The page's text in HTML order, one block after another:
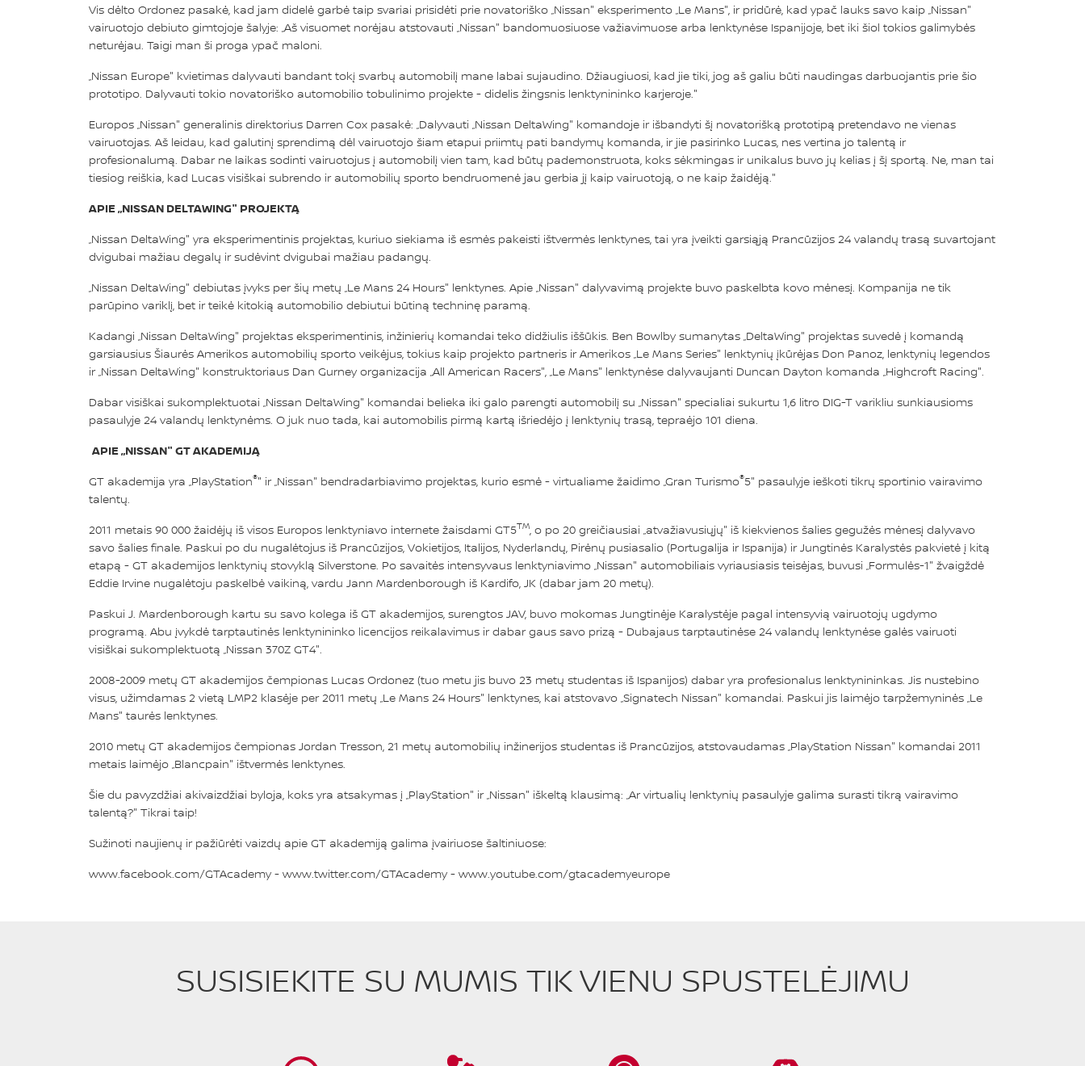
Vis dėlto Ordonez pasakė, kad jam didelė garbė taip svariai prisidėti prie novatoriško „Nissan" eksperimento „Le Mans", ir pridūrė, kad ypač lauks savo kaip „Nissan"
vairuotojo debiuto gimtojoje šalyje: „Aš visuomet norėjau atstovauti „Nissan" bandomuosiuose važiavimuose arba lenktynėse Ispanijoje, bet iki šiol tokios galimybės
neturėjau. Taigi man ši proga ypač maloni.
„Nissan Europe" kvietimas dalyvauti bandant tokį svarbų automobilį mane labai sujaudino. Džiaugiuosi, kad jie tiki, jog aš galiu būti naudingas darbuojantis prie šio
prototipo. Dalyvauti tokio novatoriško automobilio tobulinimo projekte - didelis žingsnis lenktynininko karjeroje."
Europos „Nissan" generalinis direktorius Darren Cox pasakė: „Dalyvauti „Nissan DeltaWing" komandoje ir išbandyti šį novatorišką prototipą pretendavo ne vienas
vairuotojas. Aš leidau, kad galutinį sprendimą dėl vairuotojo šiam etapui priimtų pati bandymų komanda, ir jie pasirinko Lucas, nes vertina jo talentą ir
profesionalumą. Dabar ne laikas sodinti vairuotojus į automobilį vien tam, kad būtų pademonstruota, koks sėkmingas ir unikalus buvo jų kelias į šį sportą. Ne, man tai
tiesiog reiškia, kad Lucas visiškai subrendo ir automobilių sporto bendruomenė jau gerbia jį kaip vairuotoją, o ne kaip žaidėją."
APIE „NISSAN DELTAWING" PROJEKTĄ
„Nissan DeltaWing" yra eksperimentinis projektas, kuriuo siekiama iš esmės pakeisti ištvermės lenktynes, tai yra įveikti garsiąją Prancūzijos 24 valandų trasą suvartojant
dvigubai mažiau degalų ir sudėvint dvigubai mažiau padangų.
„Nissan DeltaWing" debiutas įvyks per šių metų „Le Mans 24 Hours" lenktynes. Apie „Nissan" dalyvavimą projekte buvo paskelbta kovo mėnesį. Kompanija ne tik
parūpino variklį, bet ir teikė kitokią automobilio debiutui būtiną techninę paramą.
Kadangi „Nissan DeltaWing" projektas eksperimentinis, inžinierių komandai teko didžiulis iššūkis. Ben Bowlby sumanytas „DeltaWing" projektas suvedė į komandą
garsiausius Šiaurės Amerikos automobilių sporto veikėjus, tokius kaip projekto partneris ir Amerikos „Le Mans Series" lenktynių įkūrėjas Don Panoz, lenktynių legendos
ir „Nissan DeltaWing" konstruktoriaus Dan Gurney organizacija „All American Racers", „Le Mans" lenktynėse dalyvaujanti Duncan Dayton komanda „Highcroft Racing".
Dabar visiškai sukomplektuotai „Nissan DeltaWing" komandai belieka iki galo parengti automobilį su „Nissan" specialiai sukurtu 1,6 litro DIG-T varikliu sunkiausioms
pasaulyje 24 valandų lenktynėms. O juk nuo tada, kai automobilis pirmą kartą išriedėjo į lenktynių trasą, tepraėjo 101 diena.
APIE „NISSAN" GT AKADEMIJĄ
GT akademija yra „PlayStation®" ir „Nissan" bendradarbiavimo projektas, kurio esmė - virtualiame žaidimo „Gran Turismo®5" pasaulyje ieškoti tikrų sportinio vairavimo
talentų.
2011 metais 90 000 žaidėjų iš visos Europos lenktyniavo internete žaisdami GT5TM, o po 20 greičiausiai „atvažiavusiųjų" iš kiekvienos šalies gegužės mėnesį dalyvavo
savo šalies finale. Paskui po du nugalėtojus iš Prancūzijos, Vokietijos, Italijos, Nyderlandų, Pirėnų pusiasalio (Portugalija ir Ispanija) ir Jungtinės Karalystės pakvietė į kitą
etapą - GT akademijos lenktynių stovyklą Silverstone. Po savaitės intensyvaus lenktyniavimo „Nissan" automobiliais vyriausiasis teisėjas, buvusi „Formulės-1" žvaigždė
Eddie Irvine nugalėtoju paskelbė vaikiną, vardu Jann Mardenborough iš Kardifo, JK (dabar jam 20 metų).
Paskui J. Mardenborough kartu su savo kolega iš GT akademijos, surengtos JAV, buvo mokomas Jungtinėje Karalystėje pagal intensyvią vairuotojų ugdymo
programą. Abu įvykdė tarptautinės lenktynininko licencijos reikalavimus ir dabar gaus savo prizą - Dubajaus tarptautinėse 24 valandų lenktynėse galės vairuoti
visiškai sukomplektuotą „Nissan 370Z GT4".
2008-2009 metų GT akademijos čempionas Lucas Ordonez (tuo metu jis buvo 23 metų studentas iš Ispanijos) dabar yra profesionalus lenktynininkas. Jis nustebino
visus, užimdamas 2 vietą LMP2 klasėje per 2011 metų „Le Mans 24 Hours" lenktynes, kai atstovavo „Signatech Nissan" komandai. Paskui jis laimėjo tarpžemyninės „Le
Mans" taurės lenktynes.
2010 metų GT akademijos čempionas Jordan Tresson, 21 metų automobilių inžinerijos studentas iš Prancūzijos, atstovaudamas „PlayStation Nissan" komandai 2011
metais laimėjo „Blancpain" ištvermės lenktynes.
Šie du pavyzdžiai akivaizdžiai byloja, koks yra atsakymas į „PlayStation" ir „Nissan" iškeltą klausimą: „Ar virtualių lenktynių pasaulyje galima surasti tikrą vairavimo
talentą?" Tikrai taip!
Sužinoti naujienų ir pažiūrėti vaizdų apie GT akademiją galima įvairiuose šaltiniuose:
www.facebook.com/GTAcademy- www.twitter.com/GTAcademy- www.youtube.com/gtacademyeurope
SUSISIEKITE SU MUMIS TIK VIENU SPUSTELĖJIMU